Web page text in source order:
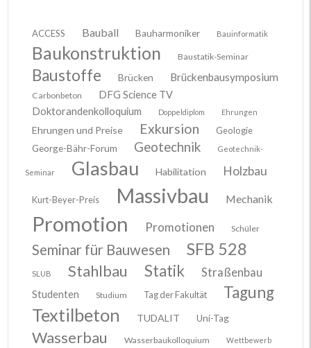
ACCESS Bauball Bauharmoniker Bauinformatik
Baukonstruktion Baustatik-Seminar
Baustoffe Brücken Brückenbausymposium
Carbonbeton
DFG Science TV
Doktorandenkolloquium
Doppeldiplom Ehrungen
Ehrungen und Preise Exkursion
Geologie
George-Bähr-Forum
Geotechnik Geotechnik-
Seminar Glasbau Habilitation Holzbau
Kurt-Beyer-Preis Massivbau Mechanik
Promotion Promotionen Schüler
Seminar für Bauwesen SFB 528
SLUB Stahlbau Statik Straßenbau
Studenten Studium Tag der Fakultät Tagung
Textilbeton TUDALIT Uni-Tag
Wasserbau Wasserbaukolloquium Wettbewerb